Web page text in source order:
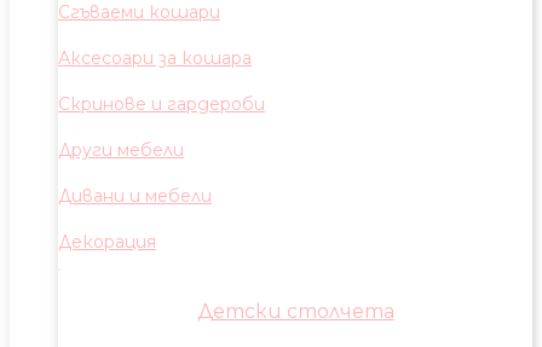
Сгъваеми кошари
Аксесоари за кошара
Скринове и гардероби
Други мебели
Дивани и мебели
Декорация
Детски столчета